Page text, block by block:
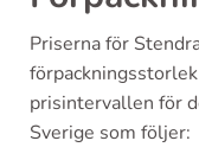
Priserna för
prisintervallen för
Sverige som följer: